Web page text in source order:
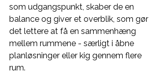
som udgangspunkt, skaber de en
balance og giver et overblik, som gør
det lettere at få en sammenhæng
mellem rummene - særligt i åbne
planløsninger eller kig gennem flere
rum.